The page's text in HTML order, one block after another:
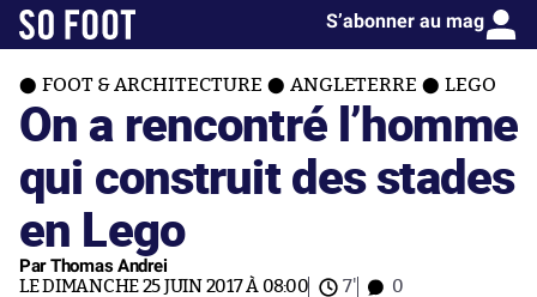
S’abonner au mag
FOOT & ARCHITECTURE ANGLETERRE LEGO
On a rencontré l’homme
qui construit des stades
en Lego
Par Thomas Andrei
LE DIMANCHE 25 JUIN 2017 À 08:00 7' 0